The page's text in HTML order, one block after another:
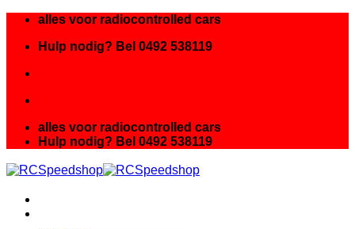
inhoud
alles voor radiocontrolled cars
Hulp nodig? Bel 0492 538119
alles voor radiocontrolled cars
Hulp nodig? Bel 0492 538119